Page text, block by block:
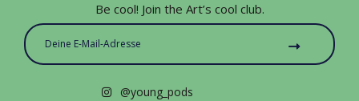
Be cool! Join the Art’s cool club.
@young_pods